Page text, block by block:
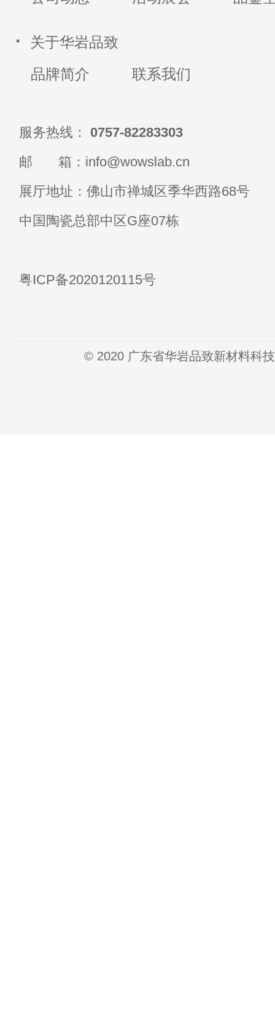
·
关于华岩品致
品牌简介
联系我们
服务热线：
0757-82283303
邮 箱：info@wowslab.cn
展厅地址：佛山市禅城区季华西路68号
中国陶瓷总部中区G座07栋
粤ICP备2020120115号
© 2020 广东省华岩品致新材料科